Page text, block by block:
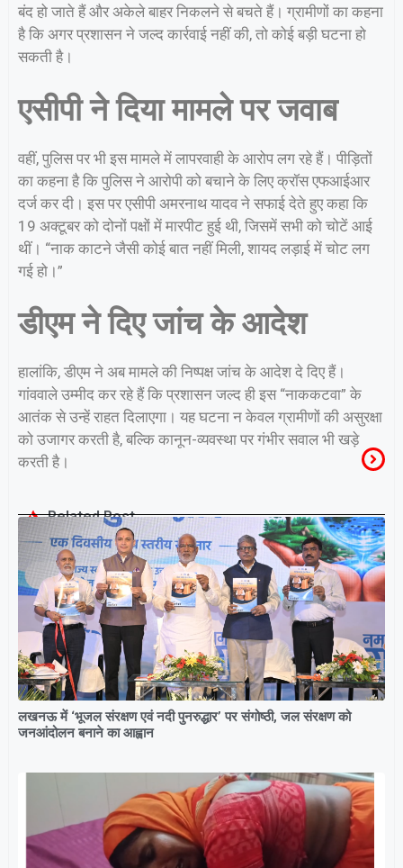
बंद हो जाते हैं और अकेले बाहर निकलने से बचते हैं। ग्रामीणों का कहना
है कि अगर प्रशासन ने जल्द कार्रवाई नहीं की, तो कोई बड़ी घटना हो
सकती है।
एसीपी ने दिया मामले पर जवाब
वहीं, पुलिस पर भी इस मामले में लापरवाही के आरोप लग रहे हैं। पीड़ितों
का कहना है कि पुलिस ने आरोपी को बचाने के लिए क्रॉस एफआईआर
दर्ज कर दी। इस पर एसीपी अमरनाथ यादव ने सफाई देते हुए कहा कि
19 अक्टूबर को दोनों पक्षों में मारपीट हुई थी, जिसमें सभी को चोटें आई
थीं। “नाक काटने जैसी कोई बात नहीं मिली, शायद लड़ाई में चोट लग
गई हो।”
डीएम ने दिए जांच के आदेश
हालांकि, डीएम ने अब मामले की निष्पक्ष जांच के आदेश दे दिए हैं।
गांववाले उम्मीद कर रहे हैं कि प्रशासन जल्द ही इस “नाककटवा” के
आतंक से उन्हें राहत दिलाएगा। यह घटना न केवल ग्रामीणों की असुरक्षा
को उजागर करती है, बल्कि कानून-व्यवस्था पर गंभीर सवाल भी खड़े
करती है।
Related Post
लखनऊ में ‘भूजल संरक्षण एवं नदी पुनरुद्धार’ पर संगोष्ठी, जल संरक्षण को
जनआंदोलन बनाने का आह्वान